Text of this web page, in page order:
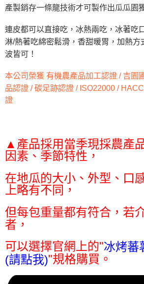
易，需依本服務之必要範圍內提供個人資料，並將
２．關於個人資料處理事宜，請瀏覽以下網址：
https://aftee.tw/terms/#terms3
３．未成年的使用者請事先徵得法定代理人或監護
「AFTEE先享後付」，若未經同意申辦者引起之損
４．使用「AFTEE先享後付」時，將依據個別帳
時審查核予不同之上限額度；若仍有額度不足之
請求用戶進行身份認證。
５．嚴禁一人註冊多個帳號或使用他人資訊註冊。
產製銷存一條龍技術才可製作出瓜瓜園
連皮都可以直接吃，冰熱兩吃，冰著吃
淋/熱著吃綿密鬆滑，香甜暖胃，加熱方
波皆可！
本公司榮獲 有機農產品加工認證 / 吉園
品認證 / 碳足跡認證 / ISO22000 /
證
▲產品採用當季現採農產
因素、季節特性，
在地瓜的大小、外型、口
上略有不同，
但每包重量都有符合，若
者，
可以選擇官網上的"冰烤蕃
(請點我)"規格購買。